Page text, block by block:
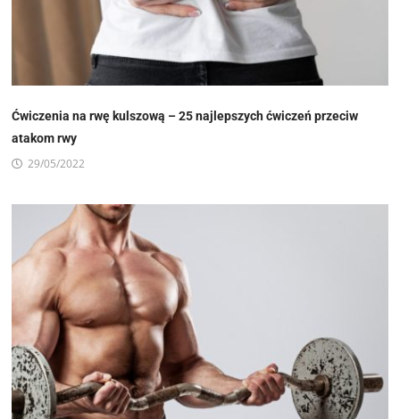
Ćwiczenia na rwę kulszową – 25 najlepszych ćwiczeń przeciw
atakom rwy
29/05/2022